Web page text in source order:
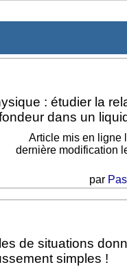
: étudier la
dans un
Article mis en ligne
dernière modification
par
de situations
simples !